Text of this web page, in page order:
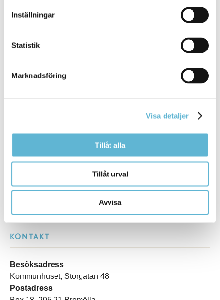
Inställningar
Statistik
Marknadsföring
Visa detaljer
Tillåt alla
Tillåt urval
Avvisa
Skriv ut
KONTAKT
Besöksadress
Kommunhuset, Storgatan 48
Postadress